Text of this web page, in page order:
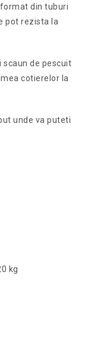
din tuburi
pot rezista la
scaun de pescuit
cotierelor la
unde va puteti
kg